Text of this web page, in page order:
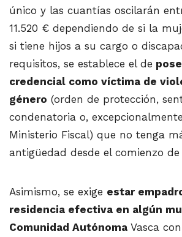
único y las cuantías oscilarán
11.520 € dependiendo de si la
si tiene hijos a su cargo o
requisitos, se establece el de
credencial como víctima de
género (orden de protección,
condenatoria o,
Ministerio Fiscal) que no tenga
antigüedad desde el comienzo de
Asimismo, se exige estar
residencia efectiva en algún
Comunidad Autónoma Vasca